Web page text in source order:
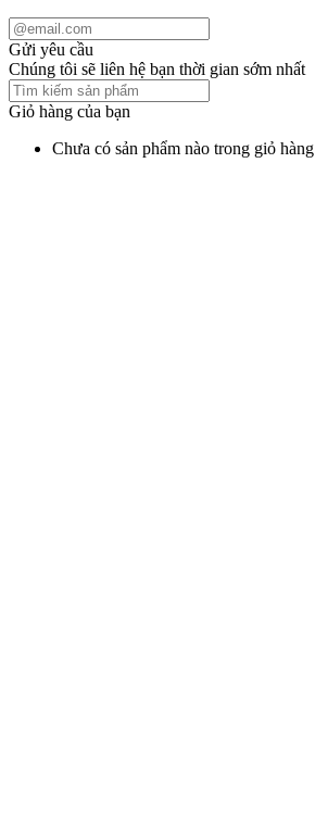
Gửi yêu cầu
Chúng tôi sẽ liên hệ bạn thời gian sớm nhất
Giỏ hàng của bạn
Chưa có sản phẩm nào trong giỏ hàng